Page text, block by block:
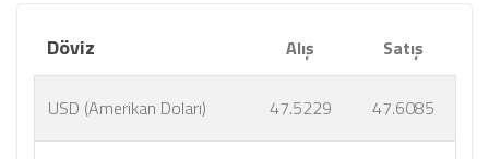
Döviz Alış Satış
USD (Amerikan Doları) 47.5229 47.6085